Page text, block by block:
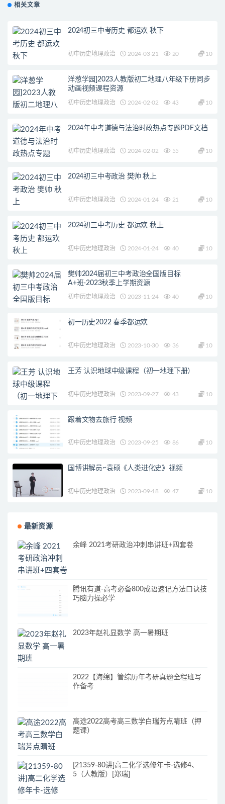
相关文章
2024初三中考历史 都运欢 秋下
初中历史地理政治 2024-03-21 20 10
洋葱学园]2023人教版初二地理八年级下册同步
动画视频课程资源
初中历史地理政治 2024-02-02 43 10
2024年中考道德与法治时政热点专题PDF文档
初中历史地理政治 2024-02-02 55 10
2024初三中考政治 樊帅 秋上
初中历史地理政治 2024-01-24 21 10
2024初三中考历史 都运欢 秋上
初中历史地理政治 2024-01-24 40 10
樊帅2024届初三中考政治全国版目标
A+班-2023秋季上学期资源
初中历史地理政治 2023-11-24 40 10
初一历史2022 春季都运欢
初中历史地理政治 2023-10-30 36 10
王芳 认识地球中级课程（初一地理下册）
初中历史地理政治 2023-09-27 43 10
跟着文物去旅行 视频
初中历史地理政治 2023-09-25 86 10
国博讲解员~袁硕《人类进化史》视频
初中历史地理政治 2023-09-18 47 10
最新资源
余峰 2021考研政治冲刺串讲班+四套卷
腾讯有道-高考必备800成语速记方法口诀技
巧脑力操必学
2023年赵礼显数学 高一暑期班
2022【海绵】管综历年考研真题全程班写
作备考
高途2022高考高三数学白瑞芳点睛班（押
题课）
[21359-80讲]高二化学选修年卡-选修4、
5（人教版）[郑瑞]